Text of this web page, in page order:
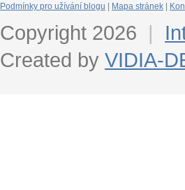
Podmínky pro užívání blogu Mapa stránek
Copyright 2026 |
Created by VIDIA-